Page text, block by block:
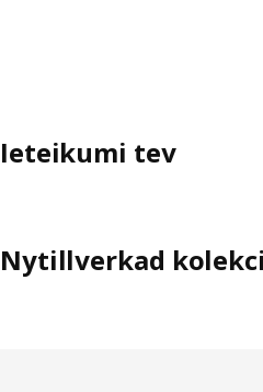
Ieteikumi tev
Nytillverkad